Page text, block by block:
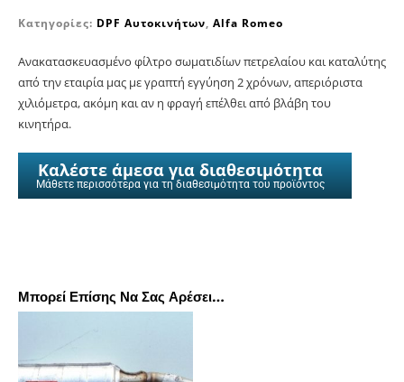
Κατηγορίες: DPF Αυτοκινήτων, Alfa Romeo
Ανακατασκευασμένο φίλτρο σωματιδίων πετρελαίου και καταλύτης
από την εταιρία μας με γραπτή εγγύηση 2 χρόνων, απεριόριστα
χιλιόμετρα, ακόμη και αν η φραγή επέλθει από βλάβη του
κινητήρα.
Καλέστε άμεσα για διαθεσιμότητα
Μάθετε περισσότερα για τη διαθεσιμότητα του προϊόντος
Μπορεί Επίσης Να Σας Αρέσει…